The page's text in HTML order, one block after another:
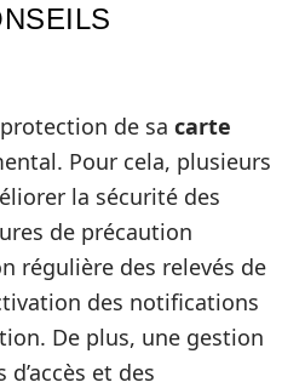
de sa carte
Pour cela, plusieurs
la sécurité des
de précaution
régulière des relevés de
des notifications
De plus, une gestion
et des